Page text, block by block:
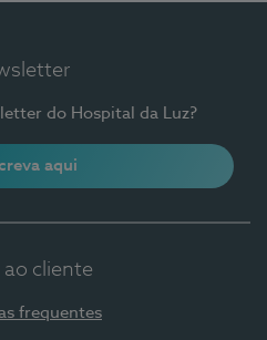
do Hospital da Luz?
aqui
cliente
frequentes